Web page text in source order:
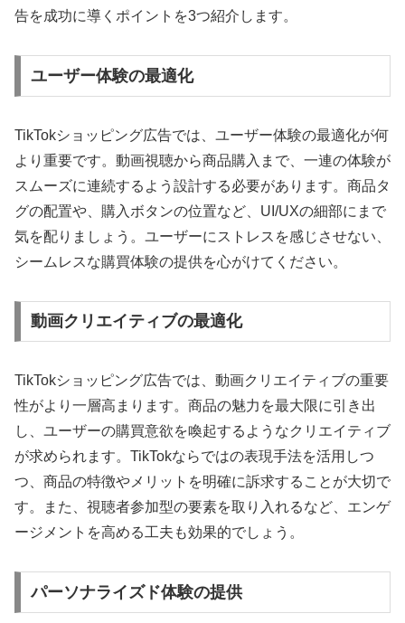
告を成功に導くポイントを3つ紹介します。
ユーザー体験の最適化
TikTokショッピング広告では、ユーザー体験の最適化が何
より重要です。動画視聴から商品購入まで、一連の体験が
スムーズに連続するよう設計する必要があります。商品タ
グの配置や、購入ボタンの位置など、UI/UXの細部にまで
気を配りましょう。ユーザーにストレスを感じさせない、
シームレスな購買体験の提供を心がけてください。
動画クリエイティブの最適化
TikTokショッピング広告では、動画クリエイティブの重要
性がより一層高まります。商品の魅力を最大限に引き出
し、ユーザーの購買意欲を喚起するようなクリエイティブ
が求められます。TikTokならではの表現手法を活用しつ
つ、商品の特徴やメリットを明確に訴求することが大切で
す。また、視聴者参加型の要素を取り入れるなど、エンゲ
ージメントを高める工夫も効果的でしょう。
パーソナライズド体験の提供